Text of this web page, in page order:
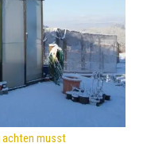
achten musst